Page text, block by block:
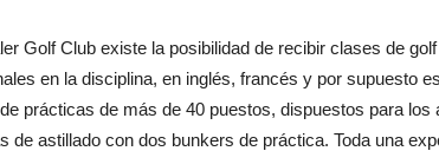
Golf Club existe la posibilidad de recibir clases de
en la disciplina, en inglés, francés y por supuesto
prácticas de más de 40 puestos, dispuestos para
de astillado con dos bunkers de práctica. Toda una